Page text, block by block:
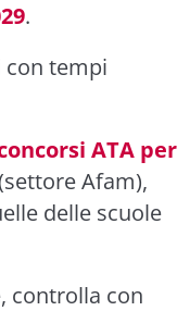
.
con tempi
ATA per
Afam),
delle scuole
controlla con